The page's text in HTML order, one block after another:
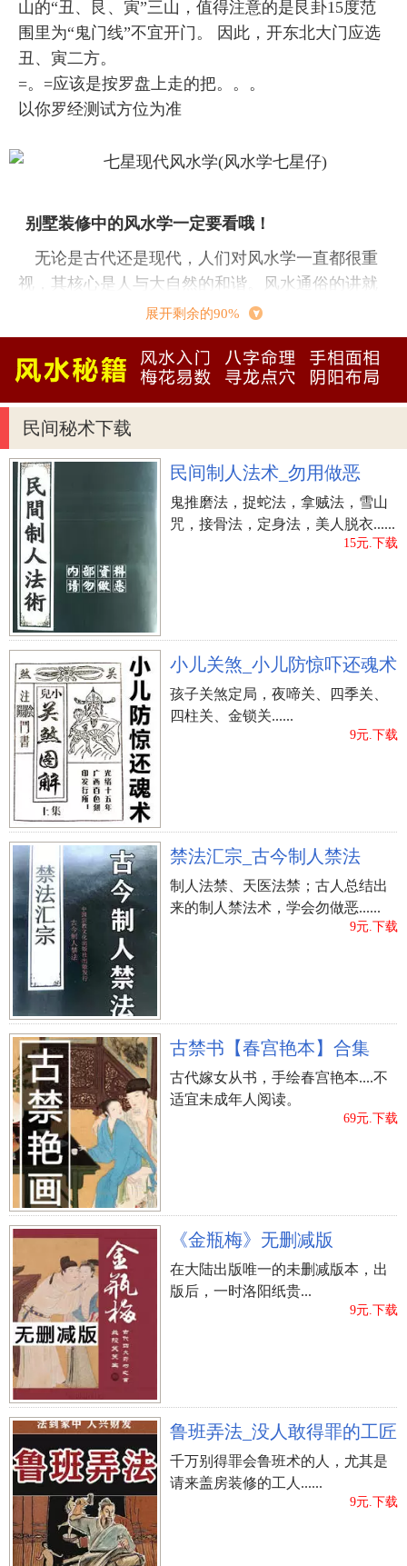
山的“丑、艮、寅”三山，值得注意的是艮卦15度范
围里为“鬼门线”不宜开门。 因此，开东北大门应选
丑、寅二方。
=。=应该是按罗盘上走的把。。。
以你罗经测试方位为准
别墅装修中的风水学一定要看哦！
无论是古代还是现代，人们对风水学一直都很重
视，其核心是人与大自然的和谐。风水通俗的讲就
是好地方，居于此处，能助人事兴旺，发达安康，
同时家居内部不同区域的分布和设计也要考虑到风
水的问题，那么最容易让业主忽略的几个功能间的
风水就是如客厅、书房、卫生间，今天小编就给大
家讲讲，如何是正确的好风水，一些坏的风水要如
何化解? 客厅篇 别墅的造价、装修都价格不菲，当
然要住得舒心、放心。在家居风水中，客厅的布
置、格局是重中之重。由于别墅本身的架构，所以
别墅客厅风水还是比较有可塑性，风水禁忌大多可
以避免或是化解，基本上注意主要的几点即可。 别
墅客厅位置 之所以说客厅风水是家居风水中的重中
之重，是因为客厅是家人接人待客最常用的场所，
也是大家活动最频繁的地方。首先客厅的位置一般
要设计在比较理想的位置：例如房屋的位置，这样
比较接近中国自古以来“方正”的讲究。除此之外，
一层前半部分靠近大门位置也是设计成客厅比较理
想的位置。因为大门是整个住宅的气口，这样比较
利于吸纳从大门进入的气。 别墅的面积比较大，有
的考虑到过渡的作用在客厅前设计门厅过道，需要
注意的是，门厅过道的自然采光不足，所以照明一
定要充足、并且保持整洁。 别墅客厅格局 中国人买
房都希望房子户型方正，所以客厅格局最好是呈正
方形或是长方形。一般意义上的户型方正就是指户
型的进深与开间之比合理。进深与开间之比一般介
于1:1.5之间较好。进深过大，开间过小，会影响户
型采光通风，房间内会显得比较暗;而进深偏小，开
间过大不利于房间保温，浪费能源，北方尤其如
此。从居住条件来说，比较方正的户型也能做到采
光通风与保温两者间的平衡。 当然因为别墅客厅的
面积比较大，如果格局不理想也可以采取一定的方
化解。如果有凸出的屋角，可以在屋角摆放盆景或
者适宜材质的家具化解。如果是L型的客厅，可以用
家具把L隔成两个相互的方形区域。 别墅客厅装饰
别墅客厅需要一些装饰才不至显得空荡、冷清，但
客厅装饰最好选一些能营造出活泼、融洽气氛的饰
品。圆形属阳、是动态的象徵，所以圆形的灯饰、
天花造型、以及装饰品具有引导温馨、热闹的气
氛。而尖锐的物品，例如刀剑、火器、奖牌、动物
标本，这些都会产生阴气，导致争吵或行为，都不
应该挂在墙上。同样，有棱角的灯具或装饰品也是
要尽量避忌的。 比起格局和位置等，色彩并非是影
响别墅客厅悉行大风水的主要因素，但风水上也
有“五行色”之说，如果能根据客厅在整个住宅中的
方位来选择正确的颜色，可以为家中的风水加分。
书房篇 书房是住宅环境中的一个重要组成部份。书
房，顾名思义是藏书、读书的房间。书房的布置更
能体现主人的个性和内涵，其实很有学问。书房的
墙面、天花板色调应选用典雅、明净、柔和的浅
色，如淡蓝色、浅米色、浅绿色。地面应选用木地
板或地毯等材料，而墙面的材料最好选用壁纸、板
展开剩余的90%
民间秘术下载
民间制人法术_勿用做恶
鬼推磨法，捉蛇法，拿贼法，雪山
咒，接骨法，定身法，美人脱衣......
15元.下载
小儿关煞_小儿防惊吓还魂术
孩子关煞定局，夜啼关、四季关、
四柱关、金锁关......
9元.下载
禁法汇宗_古今制人禁法
制人法禁、天医法禁；古人总结出
来的制人禁法术，学会勿做恶......
9元.下载
古禁书【春宫艳本】合集
古代嫁女从书，手绘春宫艳本....不
适宜未成年人阅读。
69元.下载
《金瓶梅》无删减版
在大陆出版唯一的未删减版本，出
版后，一时洛阳纸贵...
9元.下载
鲁班弄法_没人敢得罪的工匠
千万别得罪会鲁班术的人，尤其是
请来盖房装修的工人......
9元.下载